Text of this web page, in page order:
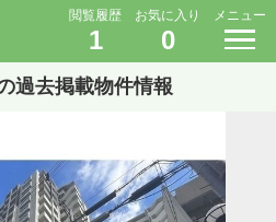
閲覧履歴
1
お気に入り
0
メニュー
過去掲載物件情報